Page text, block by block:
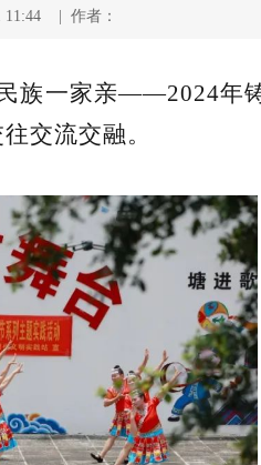
11:44 | 作者：
族一家亲——2024年
交流交融。